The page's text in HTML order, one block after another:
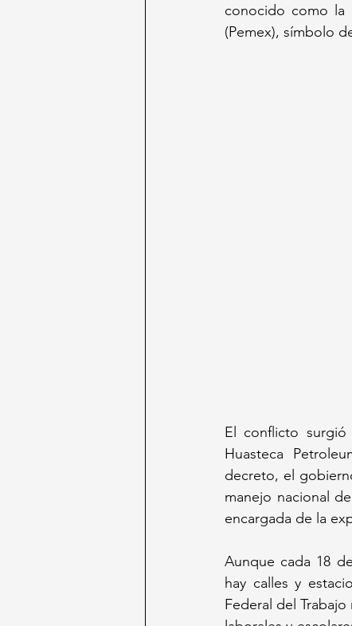
conocido como la
(Pemex), símbolo
El conflicto
Huasteca
decreto, el
manejo nacional
encargada de la
Aunque cada 18
hay calles y
Federal del